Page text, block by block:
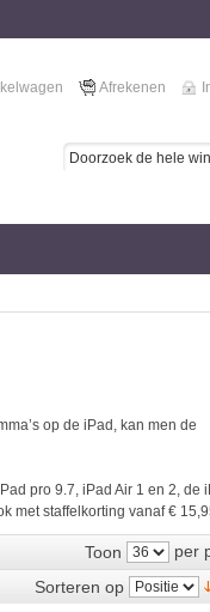
Afrekenen
op de iPad, kan men de
pro 9.7, iPad Air 1 en 2, de
met staffelkorting vanaf €
Toon
per
Sorteren op